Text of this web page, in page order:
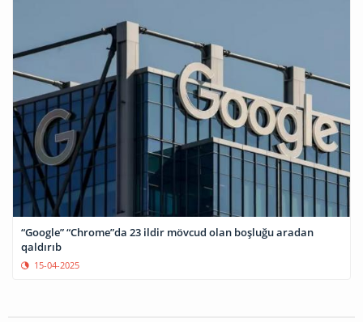
“Google” “Chrome”da 23 ildir mövcud olan boşluğu aradan
qaldırıb
15-04-2025